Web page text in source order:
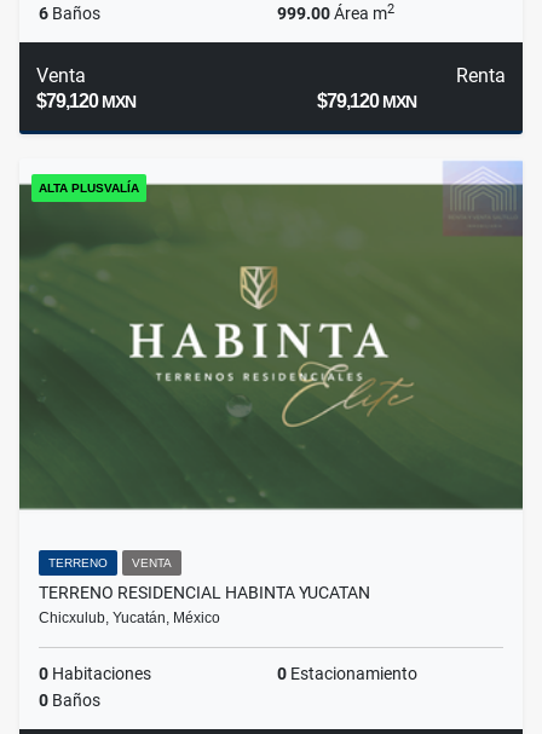
6 Baños 999.00Área m2
Venta
$79,120MXN
Renta
$79,120MXN
ALTA PLUSVALÍA
TERRENO VENTA
TERRENO RESIDENCIAL HABINTA YUCATAN
Chicxulub, Yucatán, México
0 Habitaciones 0 Estacionamiento
0 Baños